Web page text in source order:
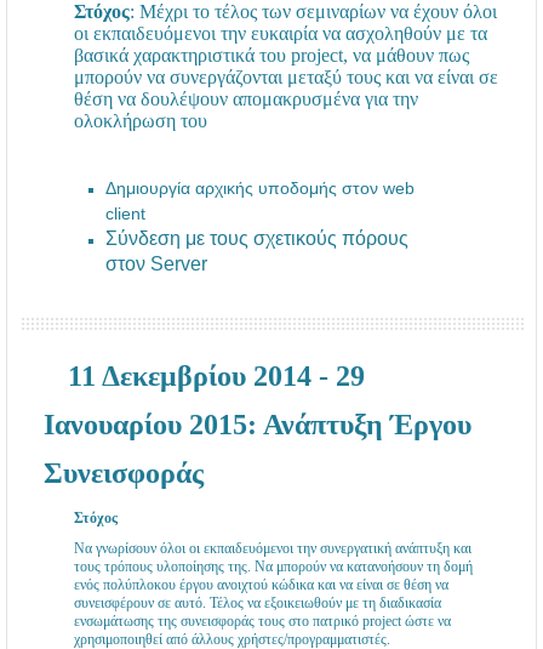
Στόχος: Μέχρι το τέλος των σεμιναρίων να έχουν όλοι
οι εκπαιδευόμενοι την ευκαιρία να ασχοληθούν με τα
βασικά χαρακτηριστικά του project, να μάθουν πως
μπορούν να συνεργάζονται μεταξύ τους και να είναι σε
θέση να δουλέψουν απομακρυσμένα για την
ολοκλήρωση του
Δημιουργία αρχικής υποδομής στον web
client
Σύνδεση με τους σχετικούς πόρους
στον Server
11 Δεκεμβρίου 2014 - 29
Ιανουαρίου 2015: Ανάπτυξη Έργου
Συνεισφοράς
Στόχος
Να γνωρίσουν όλοι οι εκπαιδευόμενοι την συνεργατική ανάπτυξη και
τους τρόπους υλοποίησης της. Να μπορούν να κατανοήσουν τη δομή
ενός πολύπλοκου έργου ανοιχτού κώδικα και να είναι σε θέση να
συνεισφέρουν σε αυτό. Τέλος να εξοικειωθούν με τη διαδικασία
ενσωμάτωσης της συνεισφοράς τους στο πατρικό project ώστε να
χρησιμοποιηθεί από άλλους χρήστες/προγραμματιστές.